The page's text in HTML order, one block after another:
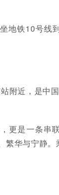
地铁10号线
附近，是中
更是一条串
繁华与宁静